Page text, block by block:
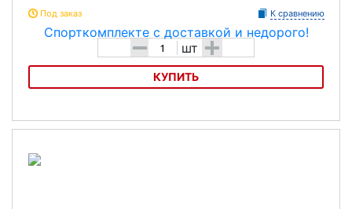
Под заказ К сравнению
- шт +
КУПИТЬ
Рога на руль TranzX JD-832